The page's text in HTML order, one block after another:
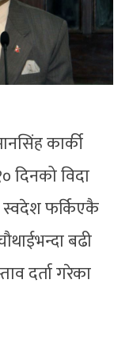
कार्की
दिनको विदा
स्वदेश फर्किएकै
बढी
दर्ता गरेका